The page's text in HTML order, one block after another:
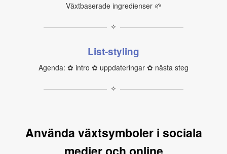
Växtbaserade ingredienser 🌱
✧
List-styling
Agenda: ✿ intro ✿ uppdateringar ✿ nästa steg
✧
Använda växtsymboler i sociala